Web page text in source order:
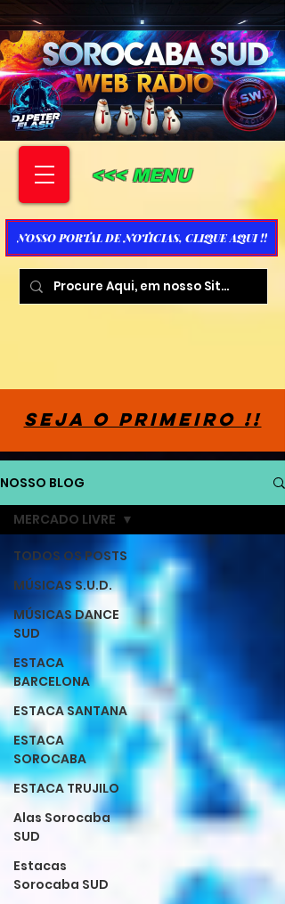
<<< MENU
NOSSO PORTAL DE NOTICIAS, CLIQUE AQUI !!
SEJA O PRIMEIRO !!
NOSSO BLOG
TODOS OS POSTS
MÚSICAS S.U.D.
MÚSICAS DANCE
SUD
ESTACA
BARCELONA
ESTACA SANTANA
ESTACA
SOROCABA
ESTACA TRUJILO
Alas Sorocaba
SUD
Estacas
Sorocaba SUD
MERCADO LIVRE